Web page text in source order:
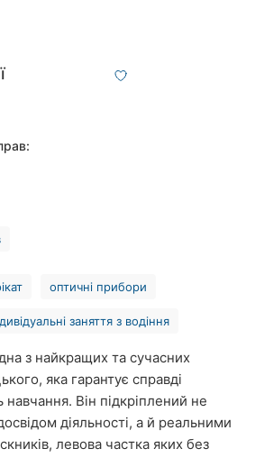
оптичні прибори
заняття з водіння
з найкращих та сучасних
яка гарантує справді
Він підкріплений не
діяльності, а й реальними
левова частка яких без